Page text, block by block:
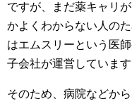
ですが、まだ薬キャリ
かよくわからない人の
はエムスリーという医
子会社が運営しています
そのため、病院などか